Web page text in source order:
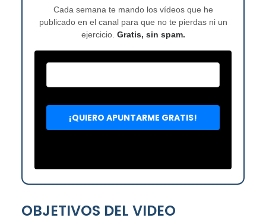
Cada semana te mando los vídeos que he
publicado en el canal para que no te pierdas ni un
ejercicio. Gratis, sin spam.
OBJETIVOS DEL VIDEO